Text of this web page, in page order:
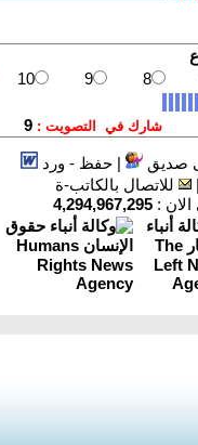
صديق | حفظ - ورد
|
للاتصال بالكاتب-ة
:
4,294,967,295